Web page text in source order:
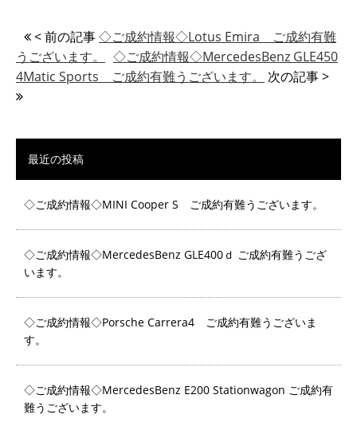
< 前の記事◇ご成約情報◇Lotus Emira ご成約有難
うございます。
◇ご成約情報◇MercedesBenz GLE450
4Matic Sports ご成約有難うございます。
次の記事 >
最近の投稿
◇ご成約情報◇MINI Cooper S ご成約有難うございます。
◇ご成約情報◇MercedesBenz GLE400ｄ ご成約有難うござ
います。
◇ご成約情報◇Porsche Carrera4 ご成約有難うございま
す。
◇ご成約情報◇MercedesBenz E200 Stationwagon ご成約有
難うございます。